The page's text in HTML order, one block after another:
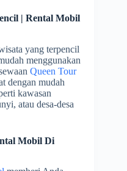
| Rental Mobil
yang terpencil
menggunakan
Queen Tour
dengan mudah
kawasan
atau desa-desa
Mobil Di